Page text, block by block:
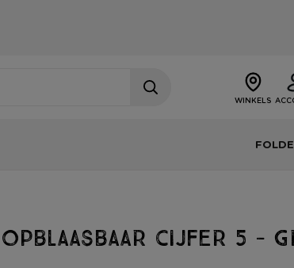
WINKELS
Opblaasbaar cijfer 5 -